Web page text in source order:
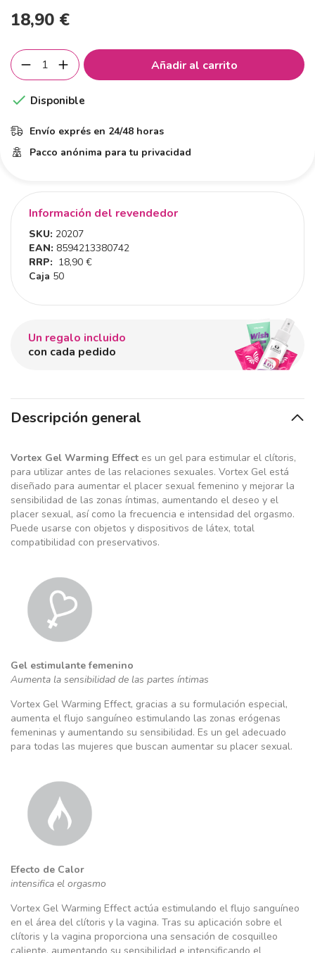
18,90 €
Añadir al carrito
 Disponible
Envío exprés en 24/48 horas
Pacco anónima para tu privacidad
Información del revendedor
SKU: 20207
EAN: 8594213380742
RRP: 18,90 €
Caja 50
Un regalo incluido
con cada pedido
Descripción general
Vortex Gel Warming Effect es un gel para estimular el clítoris,
para utilizar antes de las relaciones sexuales. Vortex Gel está
diseñado para aumentar el placer sexual femenino y mejorar la
sensibilidad de las zonas íntimas, aumentando el deseo y el
placer sexual, así como la frecuencia e intensidad del orgasmo.
Puede usarse con objetos y dispositivos de látex, total
compatibilidad con preservativos.
Gel estimulante femenino
Aumenta la sensibilidad de las partes íntimas
Vortex Gel Warming Effect, gracias a su formulación especial,
aumenta el flujo sanguíneo estimulando las zonas erógenas
femeninas y aumentando su sensibilidad. Es un gel adecuado
para todas las mujeres que buscan aumentar su placer sexual.
Efecto de Calor
intensifica el orgasmo
Vortex Gel Warming Effect actúa estimulando el flujo sanguíneo
en el área del clítoris y la vagina. Tras su aplicación sobre el
clítoris y la vagina proporciona una sensación de cosquilleo